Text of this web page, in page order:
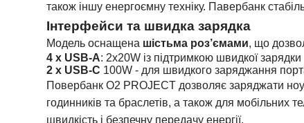
також іншу енергоємну техніку. Павербанк
Інтерфейси та швидка зарядка
Модель оснащена шістьма роз’ємами, що
4 х USB-A: 2x20W із підтримкою швидкої
2 х USB-C 100W - для швидкого заряджання
Повербанк О2 PROJECT дозволяє заряджати
годинників та браслетів, а також для мобільних
швидкість і безпечну передачу енергії.